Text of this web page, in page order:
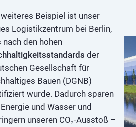
weiteres Beispiel ist unser
Logistikzentrum bei Berlin,
nach den hohen
der
Gesellschaft für
Bauen (DGNB)
wurde. Dadurch sparen
und Wasser und
unseren CO₂-Ausstoß –